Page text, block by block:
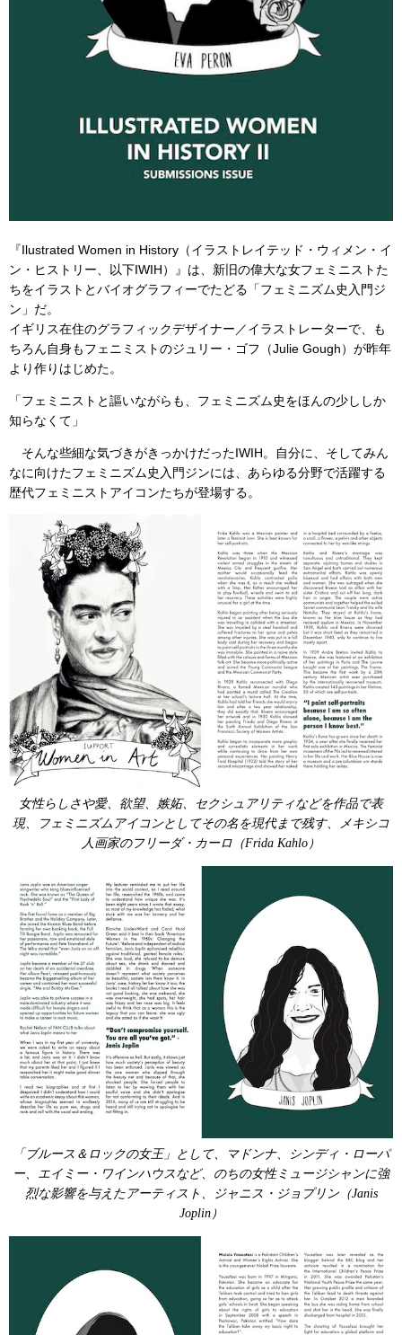
『Ilustrated Women in History（イラストレイテッド・ウィメン・イ
ン・ヒストリー、以下IWIH）』は、新旧の偉大な女フェミニストた
ちをイラストとバイオグラフィーでたどる「フェミニズム史入門ジ
ン」だ。
イギリス在住のグラフィックデザイナー／イラストレーターで、も
ちろん自身もフェニミストのジュリー・ゴフ（Julie Gough）が昨年
より作りはじめた。
「フェミニストと謳いながらも、フェミニズム史をほんの少ししか
知らなくて」
そんな些細な気づきがきっかけだったIWIH。自分に、そしてみん
なに向けたフェミニズム史入門ジンには、あらゆる分野で活躍する
歴代フェミニストアイコンたちが登場する。
女性らしさや愛、欲望、嫉妬、セクシュアリティなどを作品で表
現、フェミニズムアイコンとしてその名を現代まで残す、メキシコ
人画家のフリーダ・カーロ（Frida Kahlo）
「ブルース＆ロックの女王」として、マドンナ、シンディ・ローパ
ー、エイミー・ワインハウスなど、のちの女性ミュージシャンに強
烈な影響を与えたアーティスト、ジャニス・ジョプリン（Janis
Joplin）